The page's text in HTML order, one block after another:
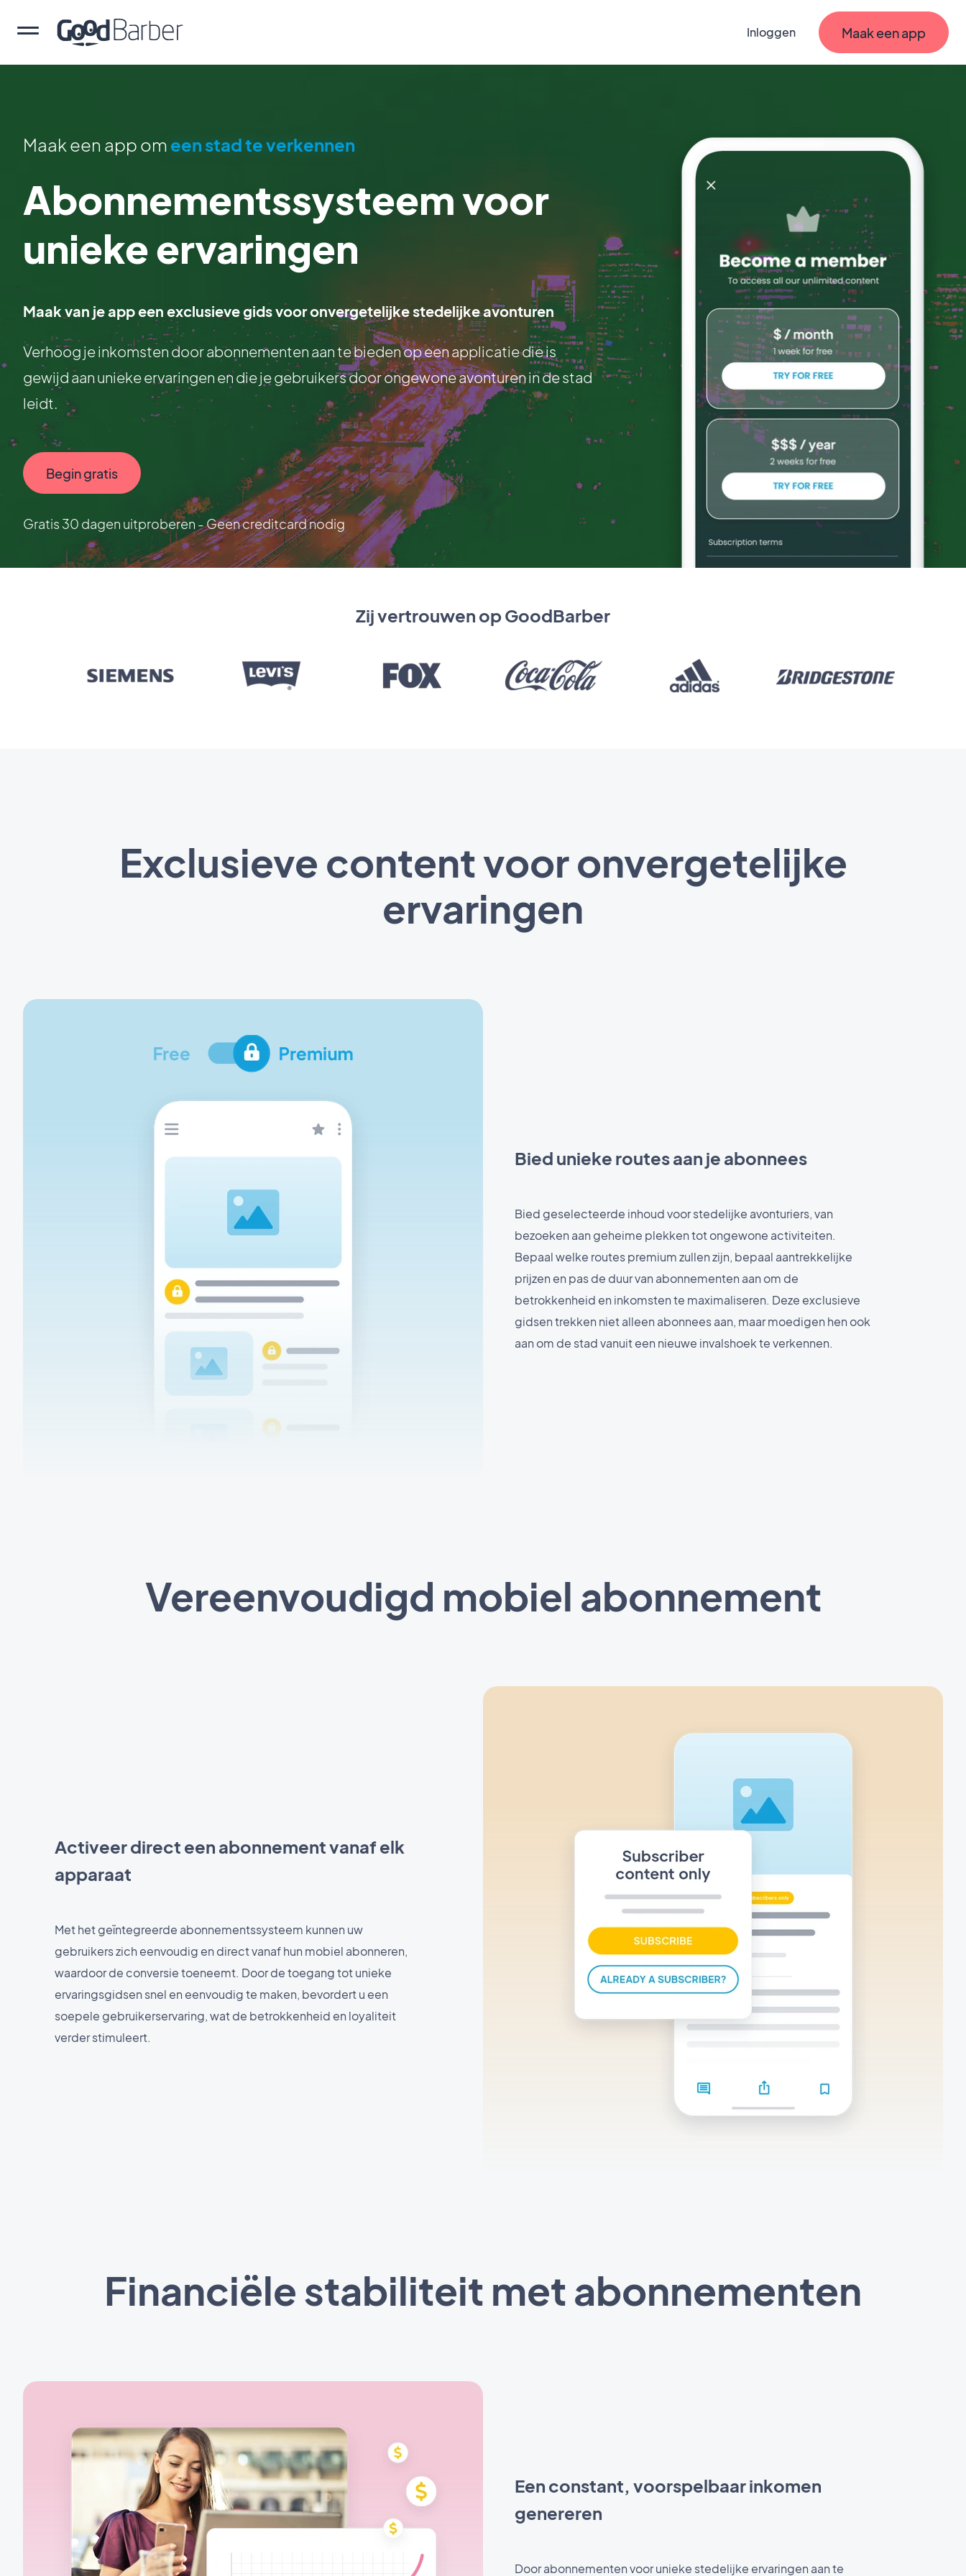
Inloggen Maak een app
Maak een app om een stad te verkennen
Abonnementssysteem voor
unieke ervaringen
Maak van je app een exclusieve gids voor onvergetelijke stedelijke avonturen
Verhoog je inkomsten door abonnementen aan te bieden op een applicatie die is
gewijd aan unieke ervaringen en die je gebruikers door ongewone avonturen in de stad
leidt.
Begin gratis
Gratis 30 dagen uitproberen - Geen creditcard nodig
Zij vertrouwen op GoodBarber
Exclusieve content voor onvergetelijke
ervaringen
Bied unieke routes aan je abonnees
Bied geselecteerde inhoud voor stedelijke avonturiers, van
bezoeken aan geheime plekken tot ongewone activiteiten.
Bepaal welke routes premium zullen zijn, bepaal aantrekkelijke
prijzen en pas de duur van abonnementen aan om de
betrokkenheid en inkomsten te maximaliseren. Deze exclusieve
gidsen trekken niet alleen abonnees aan, maar moedigen hen ook
aan om de stad vanuit een nieuwe invalshoek te verkennen.
Vereenvoudigd mobiel abonnement
Activeer direct een abonnement vanaf elk
apparaat
Met het geïntegreerde abonnementssysteem kunnen uw
gebruikers zich eenvoudig en direct vanaf hun mobiel abonneren,
waardoor de conversie toeneemt. Door de toegang tot unieke
ervaringsgidsen snel en eenvoudig te maken, bevordert u een
soepele gebruikerservaring, wat de betrokkenheid en loyaliteit
verder stimuleert.
Financiële stabiliteit met abonnementen
Een constant, voorspelbaar inkomen
genereren
Door abonnementen voor unieke stedelijke ervaringen aan te